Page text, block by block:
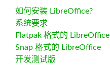
如何安装 LibreOffice?
系统要求
Flatpak 格式的 LibreOffice
Snap 格式的 LibreOffice
开发测试版